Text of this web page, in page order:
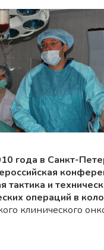
года в Санкт-
тактика и
операций в
клинического